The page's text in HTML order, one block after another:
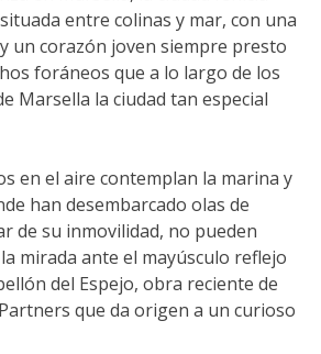
entre colinas y mar, con una
un corazón joven siempre presto
foráneos que a lo largo de los
Marsella la ciudad tan especial
en el aire contemplan la marina y
han desembarcado olas de
de su inmovilidad, no pueden
mirada ante el mayúsculo reflejo
del Espejo, obra reciente de
que da origen a un curioso